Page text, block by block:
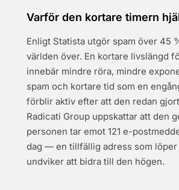
Varför den kortare timern
Enligt Statista utgör spam över 45
världen över. En kortare livslängd
innebär mindre röra, mindre
spam och kortare tid som en
förblir aktiv efter att den redan
Radicati Group uppskattar att den
personen tar emot 121 e-
dag — en tillfällig adress som löper
undviker att bidra till den högen.